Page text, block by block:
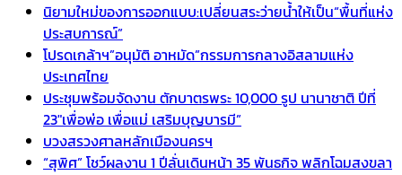
นิยามใหม่ของการออกแบบ:เปลี่ยนสระว่ายน้ำให้เป็น“พื้นที่แห่ง
ประสบการณ์”
โปรดเกล้าฯ”อนุมัติ อาหมัด”กรรมการกลางอิสลามแห่ง
ประเทศไทย
ประชุมพร้อมจัดงาน ตักบาตรพระ 10,000 รูป นานาชาติ ปีที่
23″เพื่อพ่อ เพื่อแม่ เสริมบุญบารมี”
บวงสรวงศาลหลักเมืองนครฯ
“สุพิศ” โชว์ผลงาน 1 ปีลั่นเดินหน้า 35 พันธกิจ พลิกโฉมสงขลา